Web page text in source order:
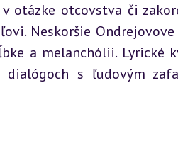
otázke otcovstva či
Neskoršie Ondrejovove
a melanchólii. Lyrické
s ľudovým